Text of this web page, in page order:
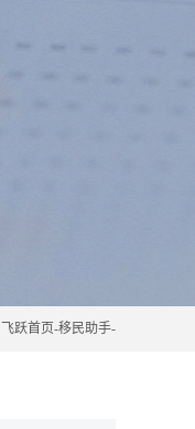
飞跃首页-移民助手-